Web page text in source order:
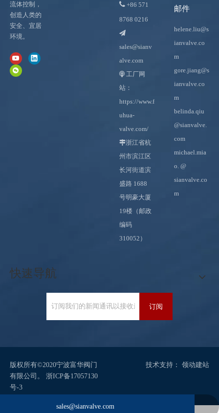
流体控制，
创造人类的
安全、宜居
环境。
+86 571 8768 0216
sales@sianvalve.com
 +86 571
8768 0216

sales@sianv
alve.com
 工厂网
站：
https://www.f
uhua-
valve.com/
浙江省杭
州市滨江区
长河街道滨
盛路 1688
号明豪大厦
19楼（邮政
编码
310052）
邮件
helene.liu@s
ianvalve.co
m
gore.jiang@s
ianvalve.co
m
belinda.qiu
@sianvalve.
com
michael.mia
o. @
sianvalve.co
m
快速导航
订阅
版权所有©2020宁波富华阀门
有限公司。 浙ICP备17057130
号-3
技术支持： 领动建站